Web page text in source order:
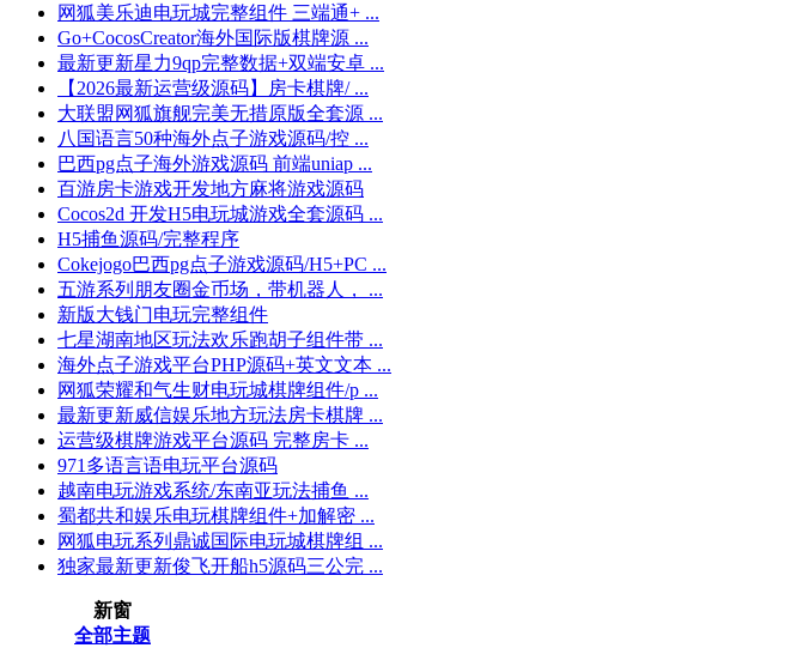
网狐美乐迪电玩城完整组件 三端通+ ...
Go+CocosCreator海外国际版棋牌源 ...
最新更新星力9qp完整数据+双端安卓 ...
【2026最新运营级源码】房卡棋牌/ ...
大联盟网狐旗舰完美无措原版全套源 ...
八国语言50种海外点子游戏源码/控 ...
巴西pg点子海外游戏源码 前端uniap ...
百游房卡游戏开发地方麻将游戏源码
Cocos2d 开发H5电玩城游戏全套源码 ...
H5捕鱼源码/完整程序
Cokejogo巴西pg点子游戏源码/H5+PC ...
五游系列朋友圈金币场，带机器人， ...
新版大钱门电玩完整组件
七星湖南地区玩法欢乐跑胡子组件带 ...
海外点子游戏平台PHP源码+英文文本 ...
网狐荣耀和气生财电玩城棋牌组件/p ...
最新更新威信娱乐地方玩法房卡棋牌 ...
运营级棋牌游戏平台源码 完整房卡 ...
971多语言语电玩平台源码
越南电玩游戏系统/东南亚玩法捕鱼 ...
蜀都共和娱乐电玩棋牌组件+加解密 ...
网狐电玩系列鼎诚国际电玩城棋牌组 ...
独家最新更新俊飞开船h5源码三公完 ...
新窗
全部主题